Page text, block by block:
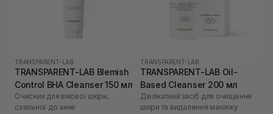
TRANSPARENT-LAB
TRANSPARENT-LAB Blemish
Control BHA Cleanser 150 мл
Очисник для вікової шкіри,
схильної до акне
TRANSPARENT-LAB
TRANSPARENT-LAB Oil-
Based Cleanser 200 мл
Делікатний засіб для очищення
шкіри та видалення макіяжу